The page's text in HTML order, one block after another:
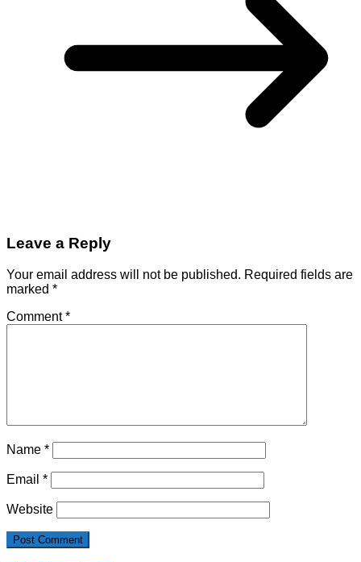
Leave a Reply
Your email address will not be published. Required fields are
marked *
Comment*
Name *
Email *
Website